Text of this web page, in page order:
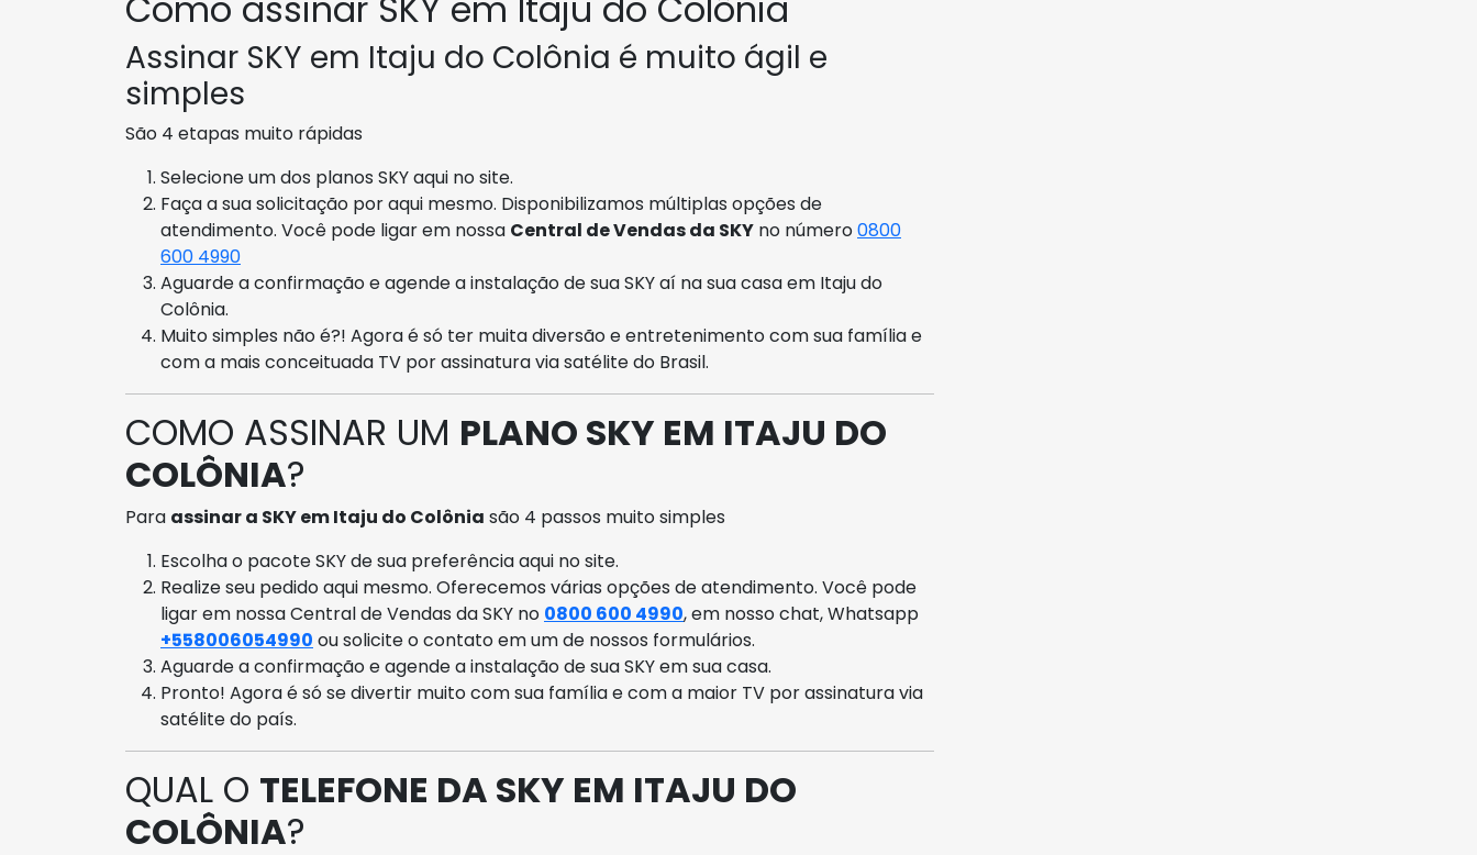
Assinar SKY em Itaju do Colônia é muito ágil e
simples
São 4 etapas muito rápidas
Selecione um dos planos SKY aqui no site.
Faça a sua solicitação por aqui mesmo. Disponibilizamos múltiplas opções de
atendimento. Você pode ligar em nossa Central de Vendas da SKY no número0800
600 4990
Aguarde a confirmação e agende a instalação de sua SKY aí na sua casa em Itaju do
Colônia.
Muito simples não é?! Agora é só ter muita diversão e entretenimento com sua família e
com a mais conceituada TV por assinatura via satélite do Brasil.
COMO ASSINAR UM PLANO SKY EM ITAJU DO
COLÔNIA?
Para assinar a SKY em Itaju do Colônia são 4 passos muito simples
Escolha o pacote SKY de sua preferência aqui no site.
Realize seu pedido aqui mesmo. Oferecemos várias opções de atendimento. Você pode
ligar em nossa Central de Vendas da SKY no 0800 600 4990, em nosso chat, Whatsapp
+558006054990 ou solicite o contato em um de nossos formulários.
Aguarde a confirmação e agende a instalação de sua SKY em sua casa.
Pronto! Agora é só se divertir muito com sua família e com a maior TV por assinatura via
satélite do país.
QUAL O TELEFONE DA SKY EM ITAJU DO
COLÔNIA?